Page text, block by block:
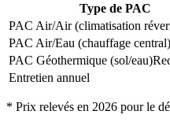
Type de PAC
PAC Air/Air (climatisation
PAC Air/Eau (chauffage central)
PAC Géothermique (sol/eau)
Entretien annuel
* Prix relevés en 2026 pour le